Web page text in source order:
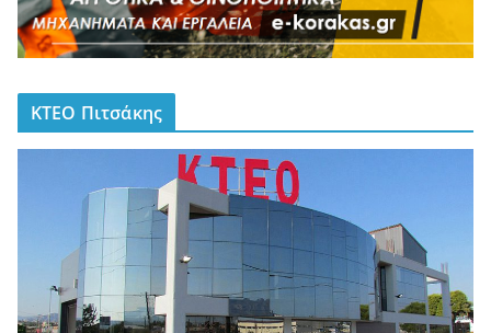
ΚΤΕΟ Πιτσάκης